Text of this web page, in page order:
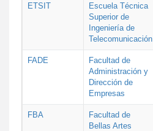
ETSIT
Escuela Técnica
Superior de
Ingeniería de
Telecomunicación
FADE
Facultad de
Administración y
Dirección de
Empresas
FBA
Facultad de
Bellas Artes